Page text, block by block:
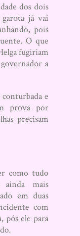
dos dois
já vai
pois
O que
fugiriam
a
e
prova por
precisam
como tudo
mais
em duas
com
pós ele para